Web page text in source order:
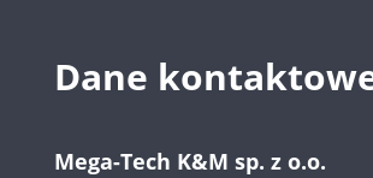
Dane
Mega-Tech K&M sp. z o.o.